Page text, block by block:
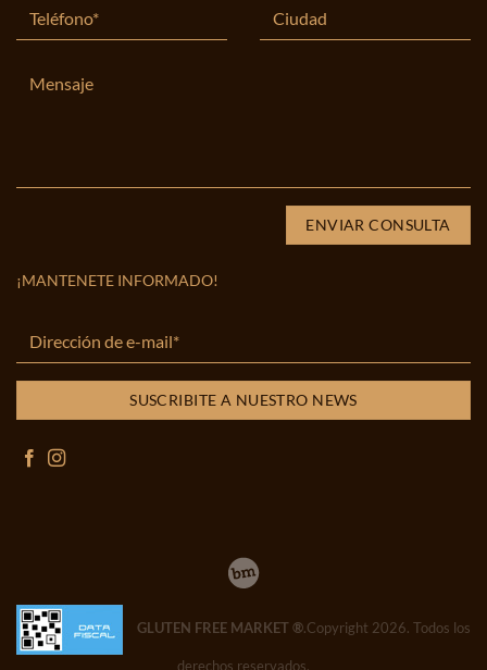
¡MANTENETE INFORMADO!
GLUTEN FREE MARKET ®.Copyright 2026. Todos los
derechos reservados.